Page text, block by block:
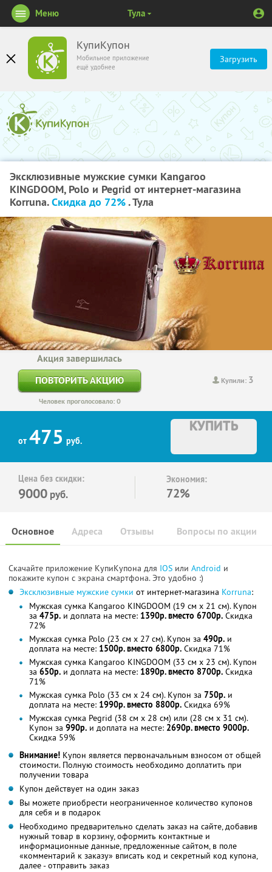
КупиКупон
Мобильное приложение
ещё удобнее
Загрузить
Меню Тула
Эксклюзивные мужские сумки Kangaroo
KINGDOOM, Polo и Pegrid от интернет-магазина
Korruna.Скидка до 72%. Тула
Купили: 3
Акция завершилась
ПОВТОРИТЬ АКЦИЮ
Человек проголосовало: 0
от 475 руб.
КУПИТЬ
Цена без скидки:
9000 руб.
Экономия:
72%
Основное Отзывы Вопросы по акции
Адреса
Скачайте приложение КупиКупона для IOS или Android и
покажите купон с экрана смартфона. Это удобно :)
Эксклюзивные мужские сумки от интернет-магазина Korruna:
Мужская сумка Kangaroo KINGDOOM (19 см x 21 см). Купон
за 475р. и доплата на месте: 1390р. вместо 6700р. Скидка
72%
Мужская сумка Polo (23 см x 27 см). Купон за 490р. и
доплата на месте: 1500р. вместо 6800р. Скидка 71%
Мужская сумка Kangaroo KINGDOOM (33 см x 23 см). Купон
за 650р. и доплата на месте: 1890р. вместо 8700р. Скидка
71%
Мужская сумка Polo (33 см x 24 см). Купон за 750р. и
доплата на месте: 1990р. вместо 8800р. Скидка 69%
Мужская сумка Pegrid (38 см x 28 см) или (28 см x 31 см).
Купон за 990р. и доплата на месте: 2690р. вместо 9000р.
Скидка 59%
Внимание! Купон является первоначальным взносом от общей
стоимости. Полную стоимость необходимо доплатить при
получении товара
Купон действует на один заказ
Вы можете приобрести неограниченное количество купонов
для себя и в подарок
Необходимо предварительно сделать заказ на сайте, добавив
нужный товар в корзину, оформить контактные и
информационные данные, предложенные сайтом, в поле
«комментарий к заказу» вписать код и секретный код купона,
далее - отправить заказ